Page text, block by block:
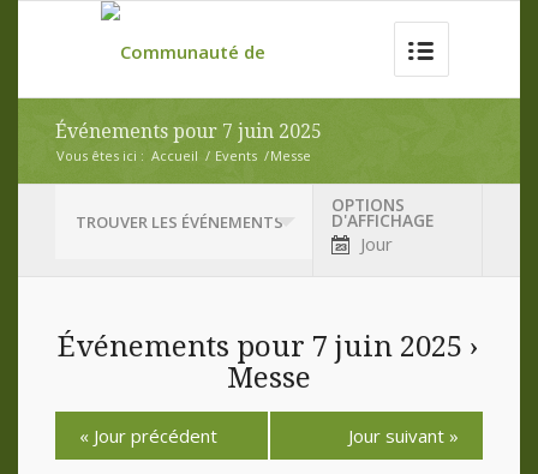
Événements pour 7 juin 2025
Vous êtes ici : Accueil / Events /Messe
TROUVER LES ÉVÉNEMENTS
Navigation
par
l'affichage
OPTIONS
D'AFFICHAGE
Jour
Événements pour 7 juin 2025 ›
Messe
Navigation
par
« Jour précédent Jour suivant »